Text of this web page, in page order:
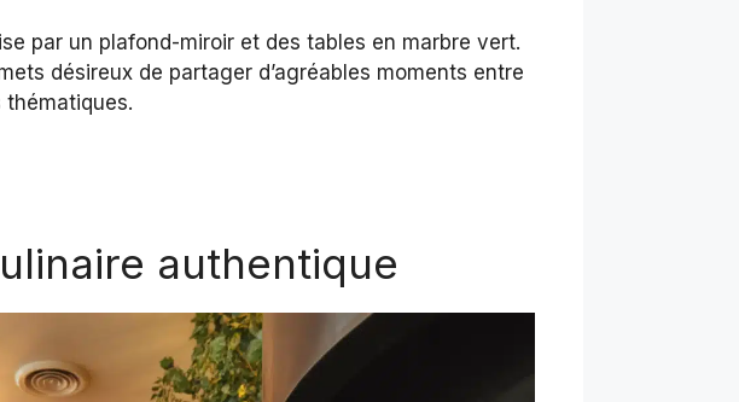
par un plafond-miroir et des tables en marbre vert.
désireux de partager d’agréables moments entre
thématiques.
authentique